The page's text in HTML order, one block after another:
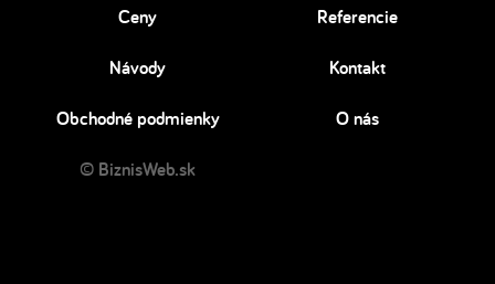
Ceny Referencie
Návody Kontakt
Obchodné podmienky O nás
© BiznisWeb.sk